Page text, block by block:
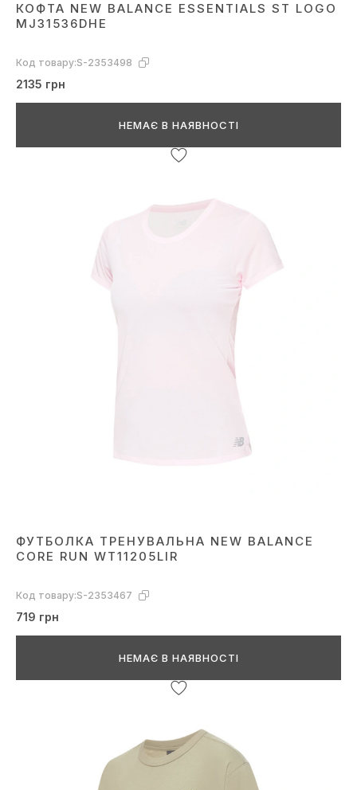
КОФТА NEW BALANCE ESSENTIALS ST LOGO
MJ31536DHE
Код товару:S-2353498
2135 грн
НЕМАЄ В НАЯВНОСТІ
ФУТБОЛКА ТРЕНУВАЛЬНА NEW BALANCE
CORE RUN WT11205LIR
Код товару:S-2353467
719 грн
НЕМАЄ В НАЯВНОСТІ